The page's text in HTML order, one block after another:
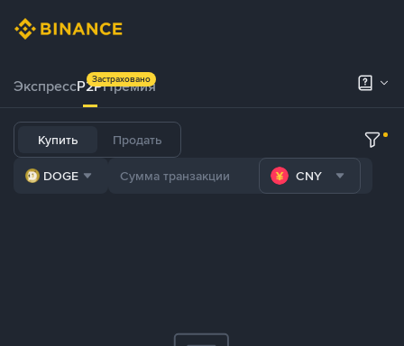
ЭкспрессP2PПремия
Застраховано
Купить Продать
DOGE CNY